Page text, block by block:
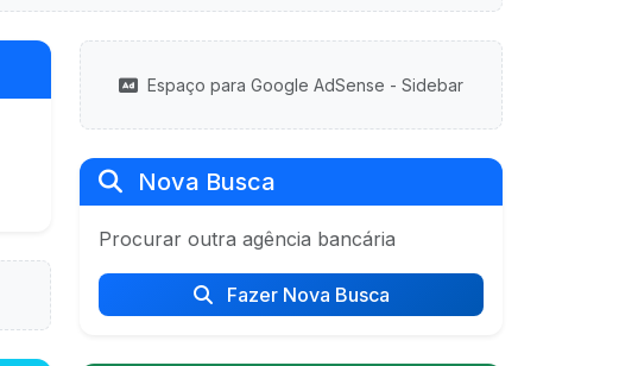
Espaço para Google AdSense - Sidebar
Nova Busca
Procurar outra agência bancária
Fazer Nova Busca